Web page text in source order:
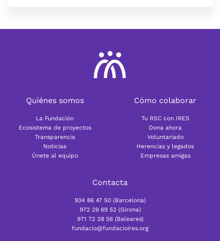
Quiénes somos
La Fundación
Ecosistema de proyectos
Transparencia
Noticias
Únete al equipo
Cómo colaborar
Tu RSC con IRES
Dona ahora
Voluntariado
Herencias y legados
Empresas amigas
Contacta
934 86 47 50 (Barcelona)
972 29 69 52 (Girona)
971 72 28 56 (Baleares)
fundacio@fundacioires.org